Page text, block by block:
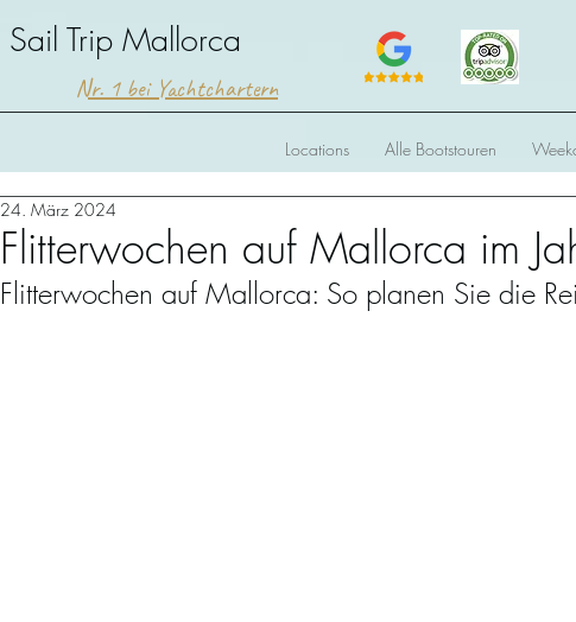
Sail Trip Mallorca
Nr. 1 bei Yachtchartern
Locations Alle Bootstouren
Flitterwochen auf Mallorca im
24. März 2024
Flitterwochen auf Mallorca: So planen Sie die